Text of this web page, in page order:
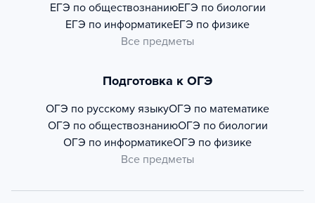
ЕГЭ по обществознаниюЕГЭ по биологии
ЕГЭ по информатикеЕГЭ по физике
Все предметы
Подготовка к ОГЭ
ОГЭ по русскому языкуОГЭ по математике
ОГЭ по обществознаниюОГЭ по биологии
ОГЭ по информатикеОГЭ по физике
Все предметы